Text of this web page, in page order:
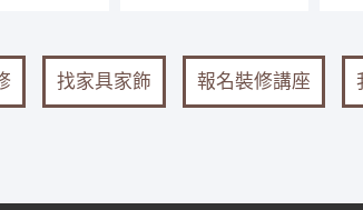
找家具家飾 報名裝修講座